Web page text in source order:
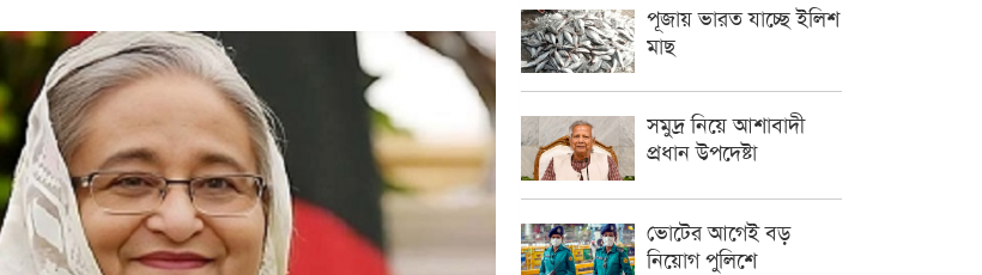
পূজায় ভারত যাচ্ছে ইলিশ
মাছ
সমুদ্র নিয়ে আশাবাদী
প্রধান উপদেষ্টা
ভোটের আগেই বড়
নিয়োগ পুলিশে